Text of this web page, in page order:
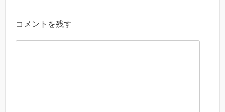
コメントを残す